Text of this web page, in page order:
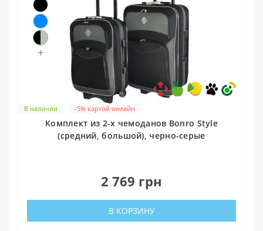
В наличии
+
-5% картой онлайн
Комплект из 2-х чемоданов Bonro Style
(средний, большой), черно-серые
2 769 грн
В КОРЗИНУ